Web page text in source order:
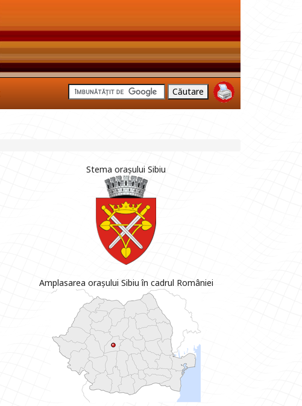
Stema orașului Sibiu
Amplasarea orașului Sibiu în cadrul României